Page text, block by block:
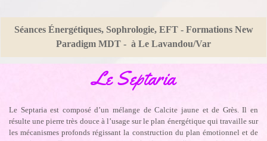
Séances Énergétiques, Sophrologie, EFT - Formations New
Paradigm MDT - à Le Lavandou/Var
Le Septaria
Le Septaria est composé d’un mélange de Calcite jaune et de Grès. Il en
résulte une pierre très douce à l’usage sur le plan énergétique qui travaille sur
les mécanismes profonds régissant la construction du plan émotionnel et de